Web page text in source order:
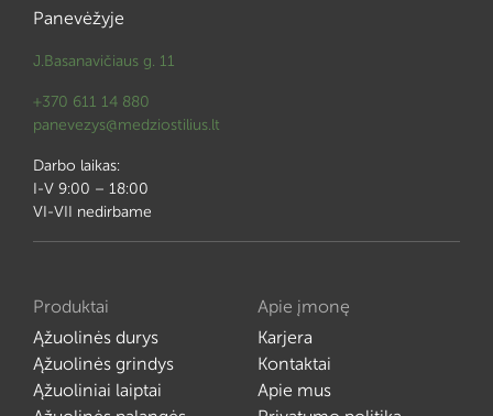
Panevėžyje
J.Basanavičiaus g. 11
+370 611 14 880
panevezys@medziostilius.lt
Darbo laikas:
I-V 9:00 – 18:00
VI-VII nedirbame
Produktai
Ąžuolinės durys
Ąžuolinės grindys
Ąžuoliniai laiptai
Apie įmonę
Karjera
Kontaktai
Apie mus